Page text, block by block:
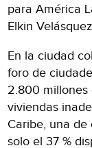
para América
Elkin
En la ciudad
foro de
2.800 millones
viviendas
Caribe, una
solo el 37 %